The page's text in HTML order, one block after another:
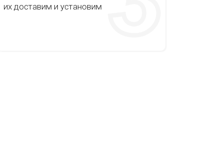
их доставим и установим